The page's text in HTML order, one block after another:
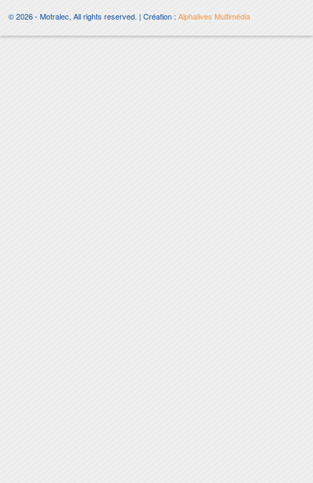
© 2026 - Motralec, All rights reserved. | Création :Alphalives Multimédia